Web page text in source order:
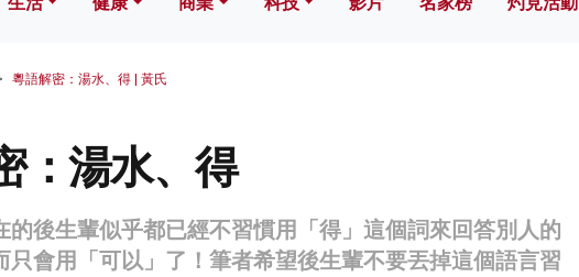
粵語解密：湯水、得 | 黃氏
：湯水、得
的後生輩似乎都已經不習慣用「得」這個詞來回答別人的
只會用「可以」了！筆者希望後生輩不要丟掉這個語言習